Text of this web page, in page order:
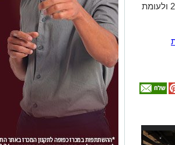
הראשון על כ-21%, לעומת 24.5% בשנת 2022, ולעומת 19.2% בשנת 2021 ולעומת